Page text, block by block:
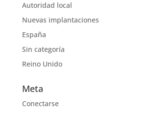
Autoridad local
Nuevas implantaciones
España
Sin categoría
Reino Unido
Meta
Conectarse